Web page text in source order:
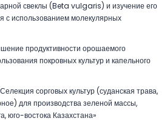
свеклы (Beta vulgaris) и изучение его
с использованием молекулярных
продуктивности орошаемого
покровных культур и капельного
сорговых культур (суданская трава,
для производства зеленой массы,
юго-востока Казахстана»